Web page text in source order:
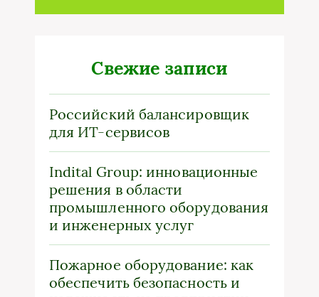
Свежие записи
Российский балансировщик
для ИТ-сервисов
Indital Group: инновационные
решения в области
промышленного оборудования
и инженерных услуг
Пожарное оборудование: как
обеспечить безопасность и